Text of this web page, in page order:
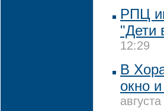
РПЦ
"Дети
12:29
В
окно